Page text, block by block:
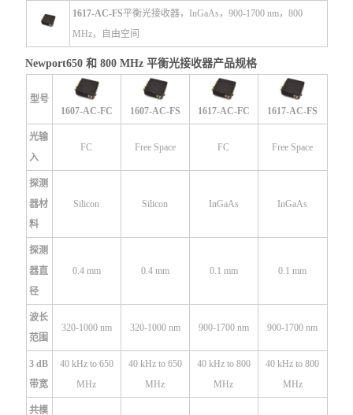
1617-AC-FS平衡光接收器，InGaAs，900-1700 nm，800
MHz，自由空间
Newport650 和 800 MHz 平衡光接收器产品规格
型号
1607-AC-FC
1607-AC-FS 1617-AC-FC 1617-AC-FS
光输
入
FC Free Space FC Free Space
探测
器材
料
Silicon Silicon InGaAs InGaAs
探测
器直
径
0.4 mm 0.4 mm 0.1 mm 0.1 mm
波长
范围
320-1000 nm 320-1000 nm 900-1700 nm 900-1700 nm
3 dB
带宽
40 kHz to 650
MHz
40 kHz to 650
MHz
40 kHz to 800
MHz
40 kHz to 800
MHz
共模